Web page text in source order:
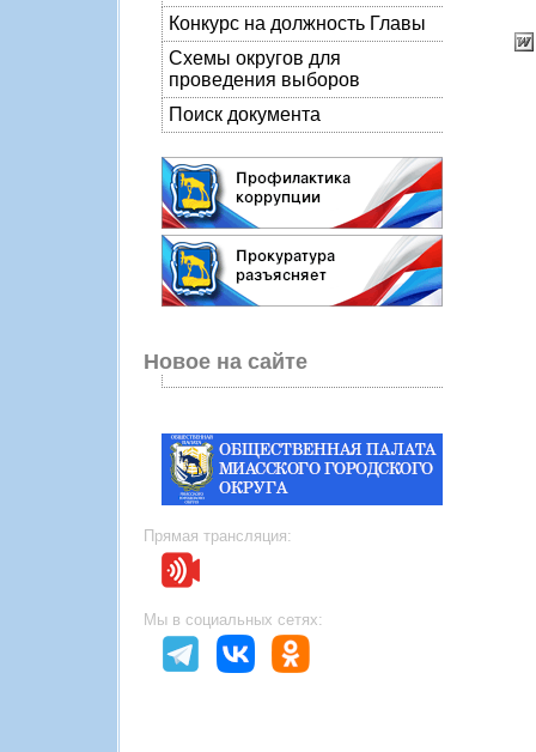
Конкурс на должность Главы
Схемы округов для
проведения выборов
Поиск документа
Новое на сайте
Прямая трансляция:
Мы в социальных сетях: